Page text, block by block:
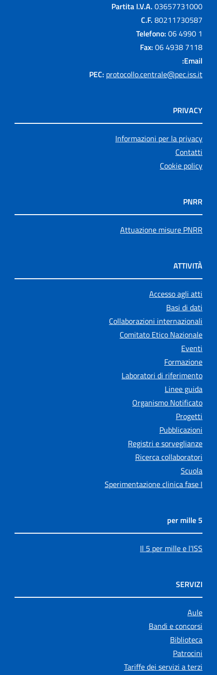
Partita I.V.A. 03657731000
C.F. 80211730587
Telefono: 06 4990 1
Fax: 06 4938 7118
Email:
PEC: protocollo.centrale@pec.iss.it
PRIVACY
Informazioni per la privacy
Contatti
Cookie policy
PNRR
Attuazione misure PNRR
ATTIVITÀ
Accesso agli atti
Basi di dati
Collaborazioni internazionali
Comitato Etico Nazionale
Eventi
Formazione
Laboratori di riferimento
Linee guida
Organismo Notificato
Progetti
Pubblicazioni
Registri e sorveglianze
Ricerca collaboratori
Scuola
Sperimentazione clinica fase I
5 per mille
Il 5 per mille e l'ISS
SERVIZI
Aule
Bandi e concorsi
Biblioteca
Patrocini
Tariffe dei servizi a terzi